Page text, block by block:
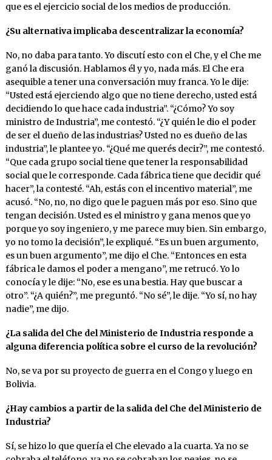
que es el ejercicio social de los medios de producción.
¿Su alternativa implicaba descentralizar la economía?
No, no daba para tanto. Yo discutí esto con el Che, y el Che me
ganó la discusión. Hablamos él y yo, nada más. El Che era
asequible a tener una conversación muy franca. Yo le dije:
“Usted está ejerciendo algo que no tiene derecho, usted está
decidiendo lo que hace cada industria”. “¿Cómo? Yo soy
ministro de Industria”, me contestó. “¿Y quién le dio el poder
de ser el dueño de las industrias? Usted no es dueño de las
industria”, le plantee yo. “¿Qué me querés decir?”, me contestó.
“Que cada grupo social tiene que tener la responsabilidad
social que le corresponde. Cada fábrica tiene que decidir qué
hacer”, la contesté. “Ah, estás con el incentivo material”, me
acusó. “No, no, no digo que le paguen más por eso. Sino que
tengan decisión. Usted es el ministro y gana menos que yo
porque yo soy ingeniero, y me parece muy bien. Sin embargo,
yo no tomo la decisión”, le expliqué. “Es un buen argumento,
es un buen argumento”, me dijo el Che. “Entonces en esta
fábrica le damos el poder a mengano”, me retrucó. Yo lo
conocía y le dije: “No, ese es una bestia. Hay que buscar a
otro”. “¿A quién?”, me preguntó. “No sé”, le dije. “Yo sí, no hay
nadie”, me dijo.
¿La salida del Che del Ministerio de Industria responde a
alguna diferencia política sobre el curso de la revolución?
No, se va por su proyecto de guerra en el Congo y luego en
Bolivia.
¿Hay cambios a partir de la salida del Che del Ministerio de
Industria?
Sí, se hizo lo que quería el Che elevado a la cuarta. Ya no se